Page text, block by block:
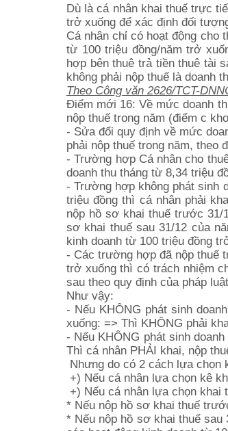
Dù là cá nhân khai thuế trực
trở xuống để xác định đối
Cá nhân chỉ có hoạt động cho
từ 100 triệu đồng/năm trở
hợp bên thuê trả tiền thuê tài
không phải nộp thuế là doanh
Theo Công văn 2626/TCT-
Điểm mới 16: Về mức doanh
nộp thuế trong năm (điểm c
- Sửa đổi quy định về mức
phải nộp thuế trong năm, theo
- Trường hợp Cá nhân cho
doanh thu tháng từ 8,34 triệu
- Trường hợp không phát sinh
triệu đồng thì cá nhân phải
nộp hồ sơ khai thuế trước 31/
sơ khai thuế sau 31/12 của
kinh doanh từ 100 triệu đồng
- Các trường hợp đã nộp thuế
trở xuống thì có trách nhiệm
sau theo quy định của pháp
Như vậy:
- Nếu KHÔNG phát sinh
xuống: => Thì KHÔNG phải
- Nếu KHÔNG phát sinh
Thì cá nhân PHẢI khai, nộp
Nhưng do có 2 cách lựa chọn
+) Nếu cá nhân lựa chọn kê
+) Nếu cá nhân lựa chọn
* Nếu nộp hồ sơ khai thuế
* Nếu nộp hồ sơ khai thuế sau